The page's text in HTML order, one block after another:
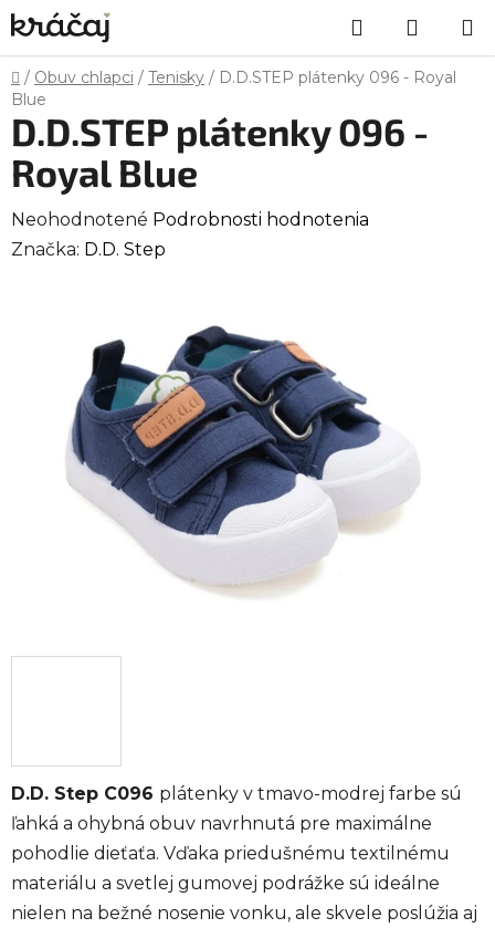
Prejsť
na
obsah
Hľadať
KOŠÍK
Domov
/ Obuv chlapci / Tenisky / D.D.STEP plátenky 096 - Royal
Blue
D.D. Step C096 plátenky v tmavo-modrej farbe sú
ľahká a ohybná obuv navrhnutá pre maximálne
pohodlie dieťaťa. Vďaka priedušnému textilnému
materiálu a svetlej gumovej podrážke sú ideálne
nielen na bežné nosenie vonku, ale skvele poslúžia aj
D.D.STEP plátenky 096 -
Royal Blue
Priemerné
hodnotenie
hviezdičiek.
Neohodnotené Podrobnosti hodnotenia
Značka: D.D. Step